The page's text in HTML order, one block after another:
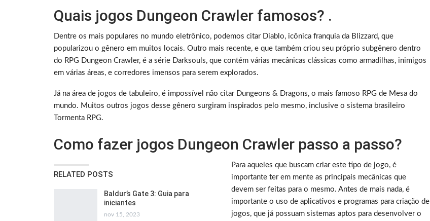
Quais jogos Dungeon Crawler famosos? .
Dentre os mais populares no mundo eletrônico, podemos citar Diablo, icônica franquia da Blizzard, que
popularizou o gênero em muitos locais. Outro mais recente, e que também criou seu próprio subgênero dentro
do RPG Dungeon Crawler, é a série Darksouls, que contém várias mecânicas clássicas como armadilhas, inimigos
em várias áreas, e corredores imensos para serem explorados.
Já na área de jogos de tabuleiro, é impossível não citar Dungeons & Dragons, o mais famoso RPG de Mesa do
mundo. Muitos outros jogos desse gênero surgiram inspirados pelo mesmo, inclusive o sistema brasileiro
Tormenta RPG.
Como fazer jogos Dungeon Crawler passo a passo?
RELATED POSTS
Baldur’s Gate 3: Guia para
iniciantes
nov 15, 2023
Para aqueles que buscam criar este tipo de jogo, é
importante ter em mente as principais mecânicas que
devem ser feitas para o mesmo. Antes de mais nada, é
importante o uso de aplicativos e programas para criação de
jogos, que já possuam sistemas aptos para desenvolver o